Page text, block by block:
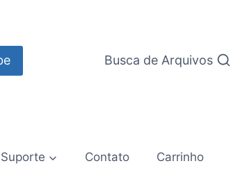
Busca de Arquivos
Suporte Contato Carrinho